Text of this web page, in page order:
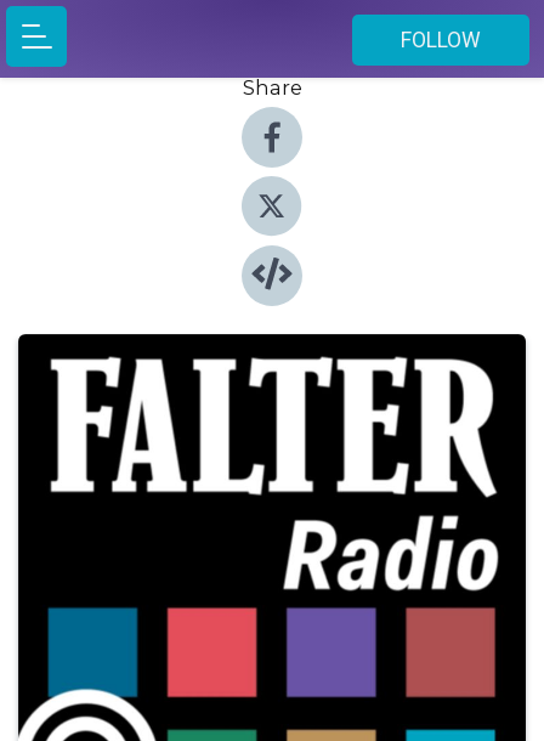
FOLLOW
Share